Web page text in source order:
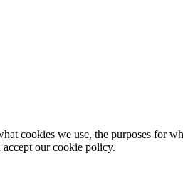
cookies we use, the purposes for
our cookie policy.